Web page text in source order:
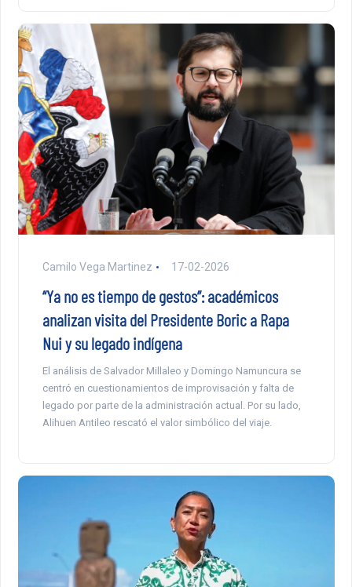
Camilo Vega Martinez 17-02-2026
“Ya no es tiempo de gestos”: académicos
analizan visita del Presidente Boric a Rapa
Nui y su legado indígena
El análisis de Salvador Millaleo y Domingo Namuncura se
centró en cuestionamientos de improvisación y falta de
legado por parte de la administración actual. Por su lado,
Alihuen Antileo rescató el valor simbólico del viaje.